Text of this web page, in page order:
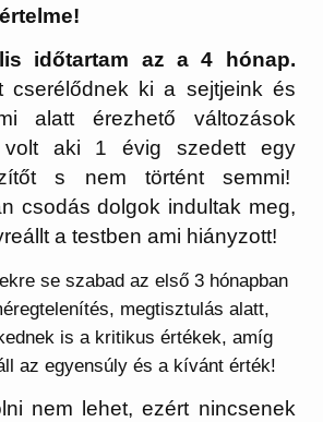
időtartam az a 4 hónap.
cserélődnek ki a sejtjeink és
alatt érezhető változások
volt aki 1 évig szedett egy
s nem történt semmi!
csodás dolgok indultak meg,
a testben ami hiányzott!
se szabad az első 3 hónapban
megtisztulás alatt,
is a kritikus értékek, amíg
az egyensúly és a kívánt érték!
nem lehet, ezért nincsenek